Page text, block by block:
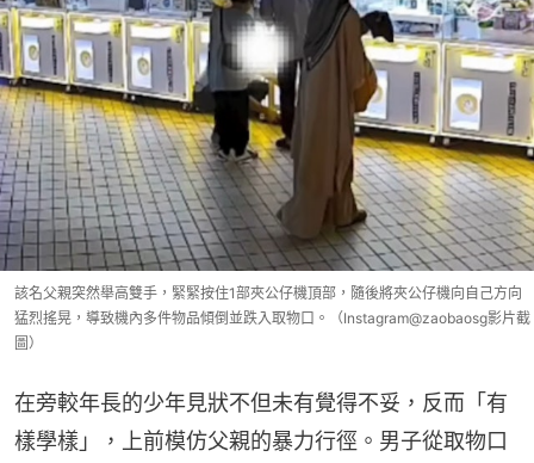
該名父親突然舉高雙手，緊緊按住1部夾公仔機頂部，隨後將夾公仔機向自己方向
猛烈搖晃，導致機內多件物品傾倒並跌入取物口。（Instagram@zaobaosg影片截
圖）
在旁較年長的少年見狀不但未有覺得不妥，反而「有
樣學樣」，上前模仿父親的暴力行徑。男子從取物口